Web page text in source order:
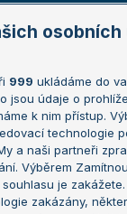
Australian
French Open
Wimbledon
US Open
Turnaj mistrů
Turnaj
osobních
999 ukládáme do
jsou údaje o
k nim přístup.
technologie
a naši partneři
Výběrem
je
zakázány,